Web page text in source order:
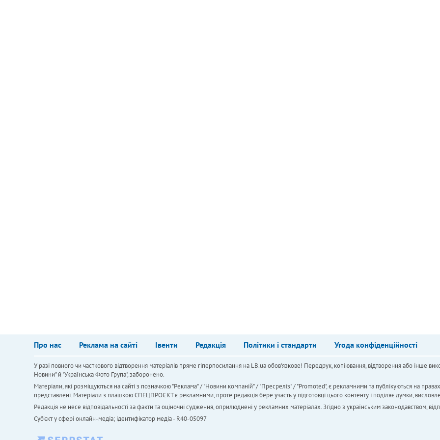
Про нас Реклама на сайті Івенти Редакція Політики і стандарти Угода конфіденційності
У разі повного чи часткового відтворення матеріалів пряме гіперпосилання на LB.ua обов'язкове! Передрук, копіювання, відтворення або інше
Новини" й "Українська Фото Група", заборонено.
Матеріали, які розміщуються на сайті з позначкою "Реклама" / "Новини компаній" / "Пресреліз" / "Promoted", є рекламними та публікуються на
представлені. Матеріали з плашкою СПЕЦПРОЄКТ є рекламними, проте редакція бере участь у підготовці цього контенту і поділяє думки,
Редакція не несе відповідальності за факти та оціночні судження, оприлюднені у рекламних матеріалах. Згідно з українським законодавством,
Cуб'єкт у сфері онлайн-медіа; ідентифікатор медіа - R40-05097